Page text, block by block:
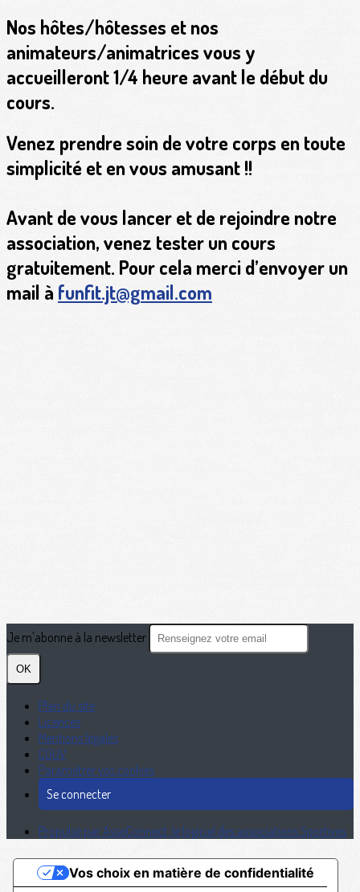
Nos hôtes/hôtesses et nos
animateurs/animatrices vous y
accueilleront 1/4 heure avant le début du
cours.
Venez prendre soin de votre corps en toute
simplicité et en vous amusant !!
Avant de vous lancer et de rejoindre notre
association, venez tester un cours
gratuitement. Pour cela merci d’envoyer un
mail à funfit.jt@gmail.com
Je m'abonne à la newsletter
OK
Plan du site
Licences
Mentions légales
CGUV
Paramétrer vos cookies
Se connecter
Propulsé par AssoConnect, le logiciel des associations Sportives
Vos choix en matière de confidentialité